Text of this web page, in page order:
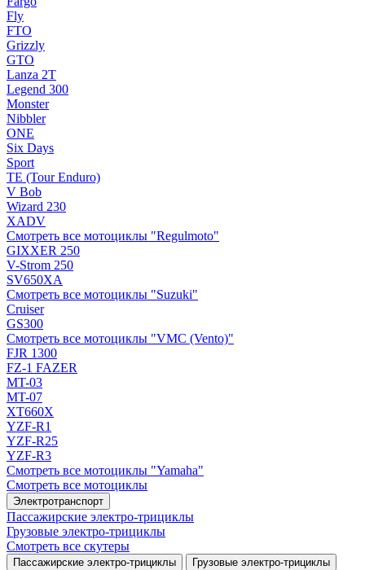
Fly
FTO
Grizzly
GTO
Lanza 2T
Legend 300
Monster
Nibbler
ONE
Six Days
Sport
TE (Tour Enduro)
V Bob
Wizard 230
XADV
Смотреть все мотоциклы "Regulmoto"
GIXXER 250
V-Strom 250
SV650XA
Смотреть все мотоциклы "Suzuki"
Cruiser
GS300
Смотреть все мотоциклы "VMC (Vento)"
FJR 1300
FZ-1 FAZER
MT-03
MT-07
XT660X
YZF-R1
YZF-R25
YZF-R3
Смотреть все мотоциклы "Yamaha"
Смотреть все мотоциклы
Электротранспорт
Пассажирские электро‑трициклы
Грузовые электро‑трициклы
Смотреть все скутеры
Пассажирские электро‑трициклы Грузовые электро‑трициклы